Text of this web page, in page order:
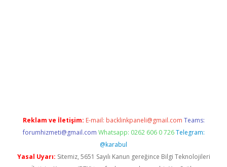
Reklam ve İletişim: E-mail: backlinkpaneli@gmail.com Teams:
forumhizmeti@gmail.com Whatsapp: 0262 606 0 726 Telegram:
@karabul
Yasal Uyarı: Sitemiz, 5651 Sayılı Kanun gereğince Bilgi Teknolojileri